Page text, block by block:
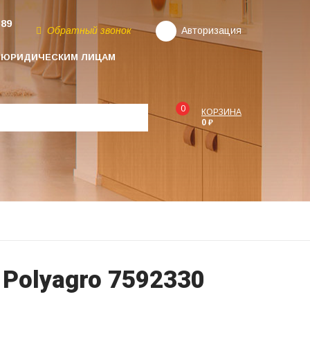
ЮРИДИЧЕСКИМ ЛИЦАМ
Обратный звонок Авторизация
0
КОРЗИНА
0 ₽
7592330